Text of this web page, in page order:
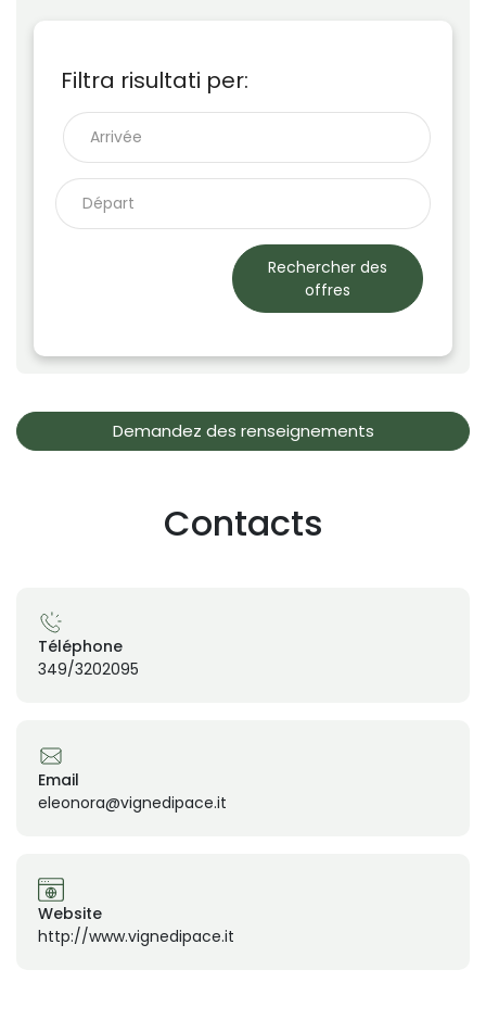
Filtra risultati per:
Rechercher des
offres
Demandez des renseignements
Contacts
Téléphone
349/3202095
Email
eleonora@vignedipace.it
Website
http://www.vignedipace.it